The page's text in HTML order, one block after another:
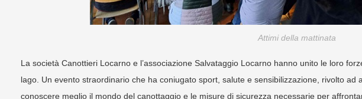
Attimi della mattinata
La società Canottieri Locarno e l’associazione Salvataggio Locarno hanno unito le loro
lago. Un evento straordinario che ha coniugato sport, salute e sensibilizzazione, rivolto
conoscere meglio il mondo del canottaggio e le misure di sicurezza necessarie per